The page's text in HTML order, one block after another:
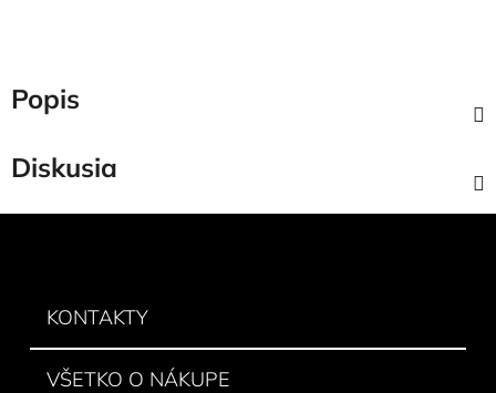
Popis
Diskusia
KONTAKTY
VŠETKO O NÁKUPE